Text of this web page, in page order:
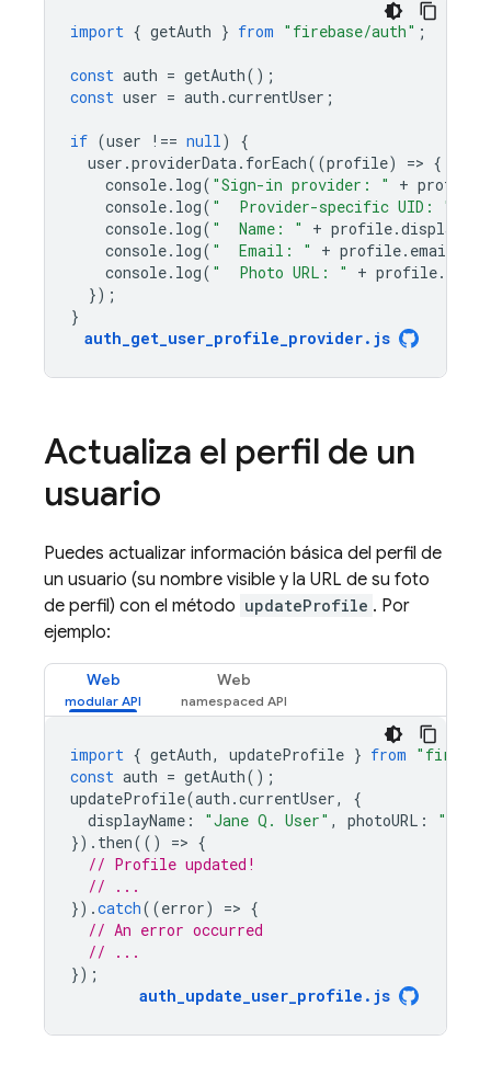
import { getAuth } from "firebase/auth" ;
const auth = getAuth();
const user = auth .currentUser ;
if (user !== null)
{
user .providerData. forEach((profile) => {
console. log( "Sign-in provider: " + profile
console. log( "  Provider-specific UID: "
console. log( "  Name: " + profile.
console. log( "  Email: " + profile. email
console. log( "  Photo URL: " + profile.
});
}
auth_get_user_profile_provider. js
Actualiza el perfil de un
usuario
Puedes actualizar información básica del perfil de
un usuario (su nombre visible y la URL de su foto
de perfil) con el método updateProfile . Por
ejemplo:
Web Web
import { getAuth, updateProfile } from
const auth = getAuth();
updateProfile(auth .currentUser,
{
displayName : "Jane Q. User" , photoURL :
}). then(() => {
// Profile updated!
// ...
}).catch((error) => {
// An error occurred
// ...
});
auth_update_user_profile . js